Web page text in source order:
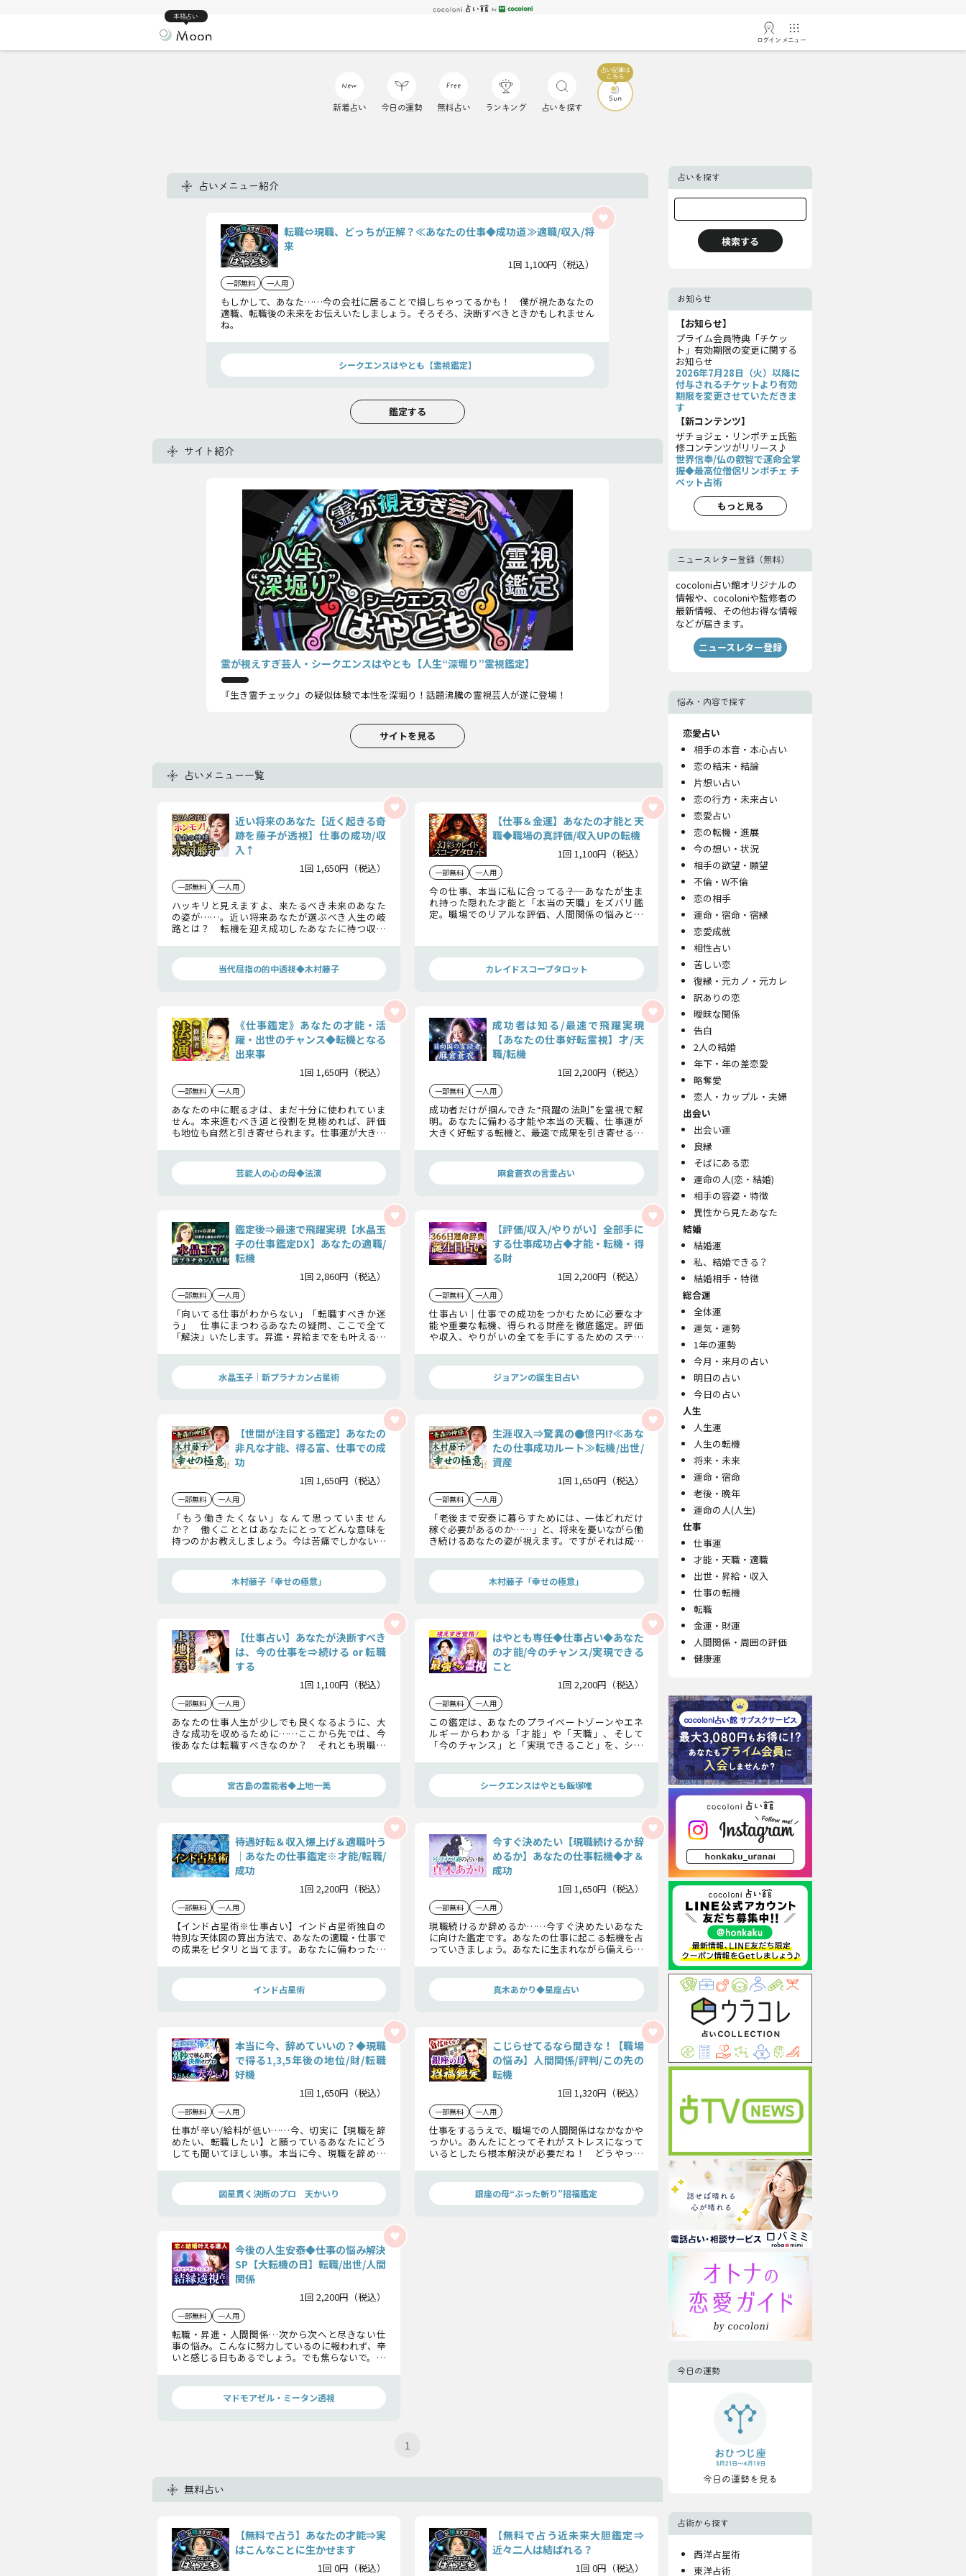
本格占い
ログイン メニュー
新着占い 今日の運勢 無料占い ランキング 占いを探す
占いメニュー紹介
転職⇔現職、どっちが正解？≪あなたの仕事◆成功道≫適職/収入/将
来
1回 1,100円（税込）
一部無料 一人用
もしかして、あなた……今の会社に居ることで損しちゃってるかも！ 僕が視たあなたの
適職、転職後の未来をお伝えいたしましょう。そろそろ、決断すべきときかもしれません
ね。
シークエンスはやとも【霊視鑑定】
鑑定する
サイト紹介
霊が視えすぎ芸人・シークエンスはやとも【人生“深堀り”霊視鑑定】
『生き霊チェック』の疑似体験で本性を深堀り！話題沸騰の霊視芸人が遂に登場！
サイトを見る
占いメニュー一覧
近い将来のあなた【近く起きる奇
跡を藤子が透視】仕事の成功/収
入↑
1回 1,650円（税込）
一部無料 一人用
ハッキリと見えますよ、来たるべき未来のあなた
の姿が……。近い将来あなたが選ぶべき人生の岐
路とは？ 転機を迎え成功したあなたに待つ収入
当代屈指の的中透視◆木村藤子
【仕事＆金運】あなたの才能と天
職◆職場の真評価/収入UPの転機
1回 1,100円（税込）
一部無料 一人用
今の仕事、本当に私に合ってる――？ あなたが生ま
れ持った隠れた才能と「本当の天職」をズバリ鑑
定。職場でのリアルな評価、人間関係の悩みと解
っきりと示します。
カレイドスコープタロット
《仕事鑑定》あなたの才能・活
躍・出世のチャンス◆転機となる
出来事
1回 1,650円（税込）
一部無料 一人用
あなたの中に眠る才は、まだ十分に使われていま
せん。本来進むべき道と役割を見極めれば、評価
も地位も自然と引き寄せられます。仕事運が大きく
芸能人の心の母◆法演
成功者は知る/最速で飛躍実現
【あなたの仕事好転霊視】才/天
職/転機
1回 2,200円（税込）
一部無料 一人用
成功者だけが掴んできた“飛躍の法則”を霊視で解
明。あなたに備わる才能や本当の天職、仕事運が
大きく好転する転機と、最速で成果を引き寄せる行
麻倉蒼衣の言霊占い
鑑定後⇒最速で飛躍実現【水晶玉
子の仕事鑑定DX】あなたの適職/
転機
1回 2,860円（税込）
一部無料 一人用
「向いてる仕事がわからない」「転職すべきか迷
う」 仕事にまつわるあなたの疑問、ここで全て
「解決」いたします。昇進・昇給までをも叶える、
さい。
水晶玉子｜新プラナカン占星術
【評価/収入/やりがい】全部手に
する仕事成功占◆才能・転機・得
る財
1回 2,200円（税込）
一部無料 一人用
仕事占い｜仕事での成功をつかむために必要な才
能や重要な転機、得られる財産を徹底鑑定。評価
や収入、やりがいの全てを手にするためのステッ
ジョアンの誕生日占い
【世間が注目する鑑定】あなたの
非凡な才能、得る富、仕事での成
功
1回 1,650円（税込）
一部無料 一人用
「もう働きたくない」なんて思っていません
か？ 働くこととはあなたにとってどんな意味を
持つのかお教えしましょう。今は苦痛でしかないか
を目指してください！木村藤子「幸せの極意」
生涯収入⇒驚異の●億円!?≪あな
たの仕事成功ルート≫転機/出世/
資産
1回 1,650円（税込）
一部無料 一人用
「老後まで安泰に暮らすためには、一体どれだけ
稼ぐ必要があるのか……」と、将来を憂いながら働
き続けるあなたの姿が視えます。ですがそれは成功
します。
木村藤子「幸せの極意」
【仕事占い】あなたが決断すべき
は、今の仕事を⇒続ける or 転職
する
1回 1,100円（税込）
一部無料 一人用
あなたの仕事人生が少しでも良くなるように、大
きな成功を収めるために……ここから先では、今
後あなたは転職すべきなのか？ それとも現職を
宮古島の霊能者◆上地一美
はやとも専任◆仕事占い◆あなた
の才能/今のチャンス/実現できる
こと
1回 2,200円（税込）
一部無料 一人用
この鑑定は、あなたのプライベートゾーンやエネ
ルギーからわかる「才能」や「天職」、そして
「今のチャンス」と「実現できること」を、シー
ぜひ占ってみてください。（※こちらはシークエ
ンスはやともが占う専任メニューです。）
シークエンスはやとも飯塚唯
待遇好転＆収入爆上げ＆適職叶う
｜あなたの仕事鑑定※才能/転職/
成功
1回 2,200円（税込）
一部無料 一人用
【インド占星術※仕事占い】インド占星術独自の
特別な天体図の算出方法で、あなたの適職・仕事で
の成果をピタリと当てます。あなたに備わった才
インド占星術
今すぐ決めたい【現職続けるか辞
めるか】あなたの仕事転機◆才＆
成功
1回 1,650円（税込）
一部無料 一人用
現職続けるか辞めるか……今すぐ決めたいあなた
に向けた鑑定です。あなたの仕事に起こる転機を占
っていきましょう。あなたに生まれながら備えられ
真木あかり◆星座占い
本当に今、辞めていいの？◆現職
で得る1,3,5年後の地位/財/転職
好機
1回 1,650円（税込）
一部無料 一人用
仕事が辛い/給料が低い……今、切実に【現職を辞
めたい、転職したい】と願っているあなたにどう
しても聞いてほしい事。本当に今、現職を辞めて
図星貫く決断のプロ 天かいり
こじらせてるなら聞きな！【職場
の悩み】人間関係/評判/この先の
転機
1回 1,320円（税込）
一部無料 一人用
仕事をするうえで、職場での人間関係はなかなかや
っかい。あんたにとってそれがストレスになって
いるとしたら根本解決が必要だね！ どうやった
合わせて占っていくよ！
銀座の母“ぶった斬り”招福鑑定
今後の人生安泰◆仕事の悩み解決
SP【大転機の日】転職/出世/人間
関係
1回 2,200円（税込）
一部無料 一人用
転職・昇進・人間関係…次から次へと尽きない仕
事の悩み。こんなに努力しているのに報われず、辛
いと感じる日もあるでしょう。でも焦らないで。こ
時、あなたが手にするものとは…。
マドモアゼル・ミータン透視
1
無料占い
【無料で占う】あなたの才能⇒実
はこんなことに生かせます
1回 0円（税込）
【無料で占う近未来大胆鑑定⇒
近々二人は結ばれる？
1回 0円（税込）
占いを探す
お知らせ
【お知らせ】
プライム会員特典「チケッ
ト」有効期限の変更に関する
お知らせ
2026年7月28日（火）以降に
付与されるチケットより有効
期限を変更させていただきま
す
【新コンテンツ】
ザチョジェ・リンポチェ氏監
修コンテンツがリリース♪
世界信奉/仏の叡智で運命全掌
握◆最高位僧侶リンポチェ チ
ベット占術
もっと見る
ニュースレター登録（無料）
cocoloni占い館オリジナルの
情報や、cocoloniや監修者の
最新情報、その他お得な情報
などが届きます。
ニュースレター登録
悩み・内容で探す
恋愛占い
相手の本音・本心占い
恋の結末・結論
片想い占い
恋の行方・未来占い
恋愛占い
恋の転機・進展
今の想い・状況
相手の欲望・願望
不倫・W不倫
恋の相手
運命・宿命・宿縁
恋愛成就
相性占い
苦しい恋
復縁・元カノ・元カレ
訳ありの恋
曖昧な関係
告白
2人の結婚
年下・年の差恋愛
略奪愛
恋人・カップル・夫婦
出会い
出会い運
良縁
そばにある恋
運命の人(恋・結婚)
相手の容姿・特徴
異性から見たあなた
結婚
結婚運
私、結婚できる？
結婚相手・特徴
総合運
全体運
運気・運勢
1年の運勢
今月・来月の占い
明日の占い
今日の占い
人生
人生運
人生の転機
将来・未来
運命・宿命
老後・晩年
運命の人(人生)
仕事
仕事運
才能・天職・適職
出世・昇給・収入
仕事の転機
転職
金運・財運
人間関係・周囲の評価
健康運
今日の運勢
今日の運勢を見る
占術から探す
西洋占星術
東洋占術